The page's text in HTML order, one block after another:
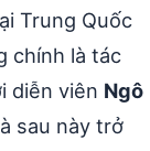
Trung Quốc
chính là tác
diễn viên Ngô
sau này trở